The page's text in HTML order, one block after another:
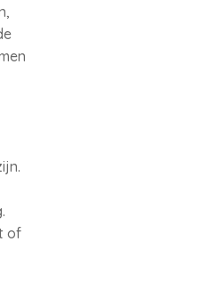
of